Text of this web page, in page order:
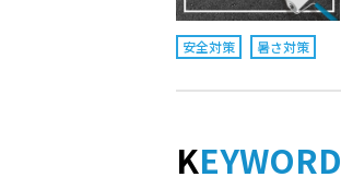
安全対策 暑さ対策
KEYWORD